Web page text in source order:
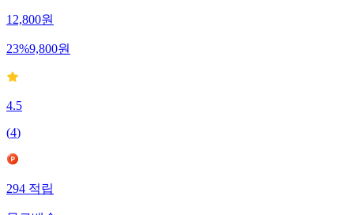
12,800원
23%9,800원
4.5
(4)
294적립